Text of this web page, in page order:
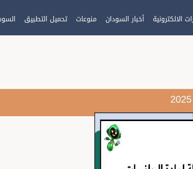
أخبار السودان منوعات تحميل التطبيق السوشيال مديا